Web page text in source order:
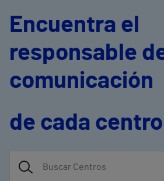
Encuentra el
responsable
comunicación
de cada centro